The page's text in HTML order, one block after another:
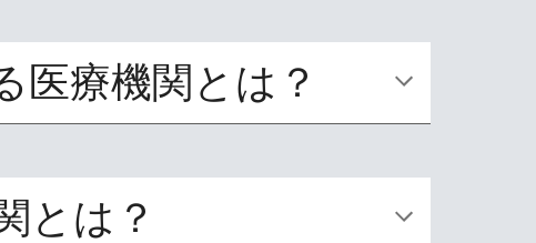
医療機関とは？
とは？